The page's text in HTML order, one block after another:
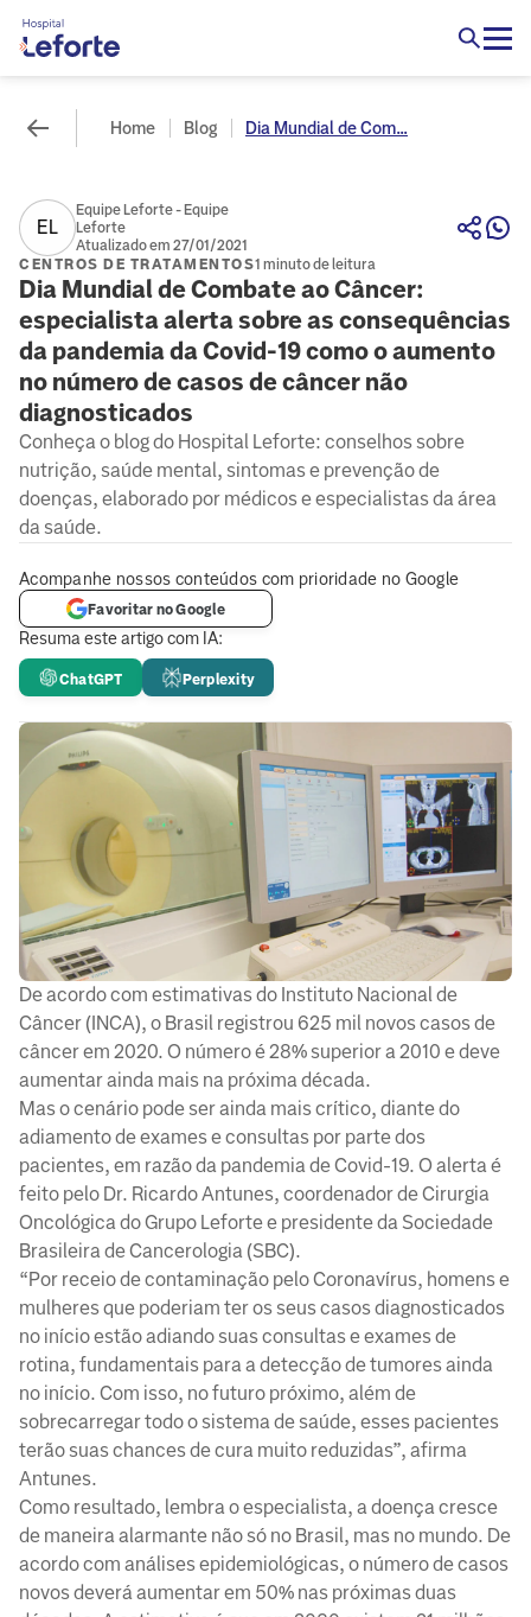
Home Blog Dia Mundial de Com...
EL
Equipe Leforte - Equipe
Leforte
Atualizado em 27/01/2021
CENTROS DE TRATAMENTOS1 minuto de leitura
Dia Mundial de Combate ao Câncer:
especialista alerta sobre as consequências
da pandemia da Covid-19 como o aumento
no número de casos de câncer não
diagnosticados
Conheça o blog do Hospital Leforte: conselhos sobre
nutrição, saúde mental, sintomas e prevenção de
doenças, elaborado por médicos e especialistas da área
da saúde.
Resuma este artigo com IA:
ChatGPT Perplexity
Acompanhe nossos conteúdos com prioridade no Google
Favoritar no Google
De acordo com estimativas do Instituto Nacional de
Câncer (INCA), o Brasil registrou 625 mil novos casos de
câncer em 2020. O número é 28% superior a 2010 e deve
aumentar ainda mais na próxima década.
Mas o cenário pode ser ainda mais crítico, diante do
adiamento de exames e consultas por parte dos
pacientes, em razão da pandemia de Covid-19. O alerta é
feito pelo Dr. Ricardo Antunes, coordenador de Cirurgia
Oncológica do Grupo Leforte e presidente da Sociedade
Brasileira de Cancerologia (SBC).
“Por receio de contaminação pelo Coronavírus, homens e
mulheres que poderiam ter os seus casos diagnosticados
no início estão adiando suas consultas e exames de
rotina, fundamentais para a detecção de tumores ainda
no início. Com isso, no futuro próximo, além de
sobrecarregar todo o sistema de saúde, esses pacientes
terão suas chances de cura muito reduzidas”, afirma
Antunes.
Como resultado, lembra o especialista, a doença cresce
de maneira alarmante não só no Brasil, mas no mundo. De
acordo com análises epidemiológicas, o número de casos
novos deverá aumentar em 50% nas próximas duas